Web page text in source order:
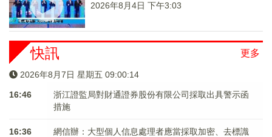
2026年8月4日 下午3:03
更多
快訊
2026年8月7日 星期五 09:00:15
16:46
浙江證監局對財通證券股份有限公司採取出具警示函
措施
16:36
網信辦：大型個人信息處理者應當採取加密、去標識